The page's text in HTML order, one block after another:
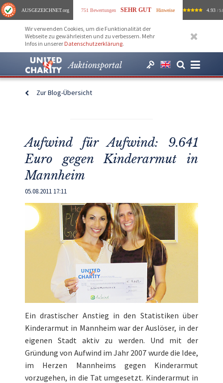
AUSGEZEICHNET.org 751 Bewertungen SEHR GUT Hinweise 4.93 /
Wir verwenden Cookies, um die Funktionalität der
Webseite zu gewährleisten und zu verbessern. Mehr
Infos in unserer Datenschutzerklärung.
Auktionsportal
Zur Blog-Übersicht
Aufwind für Aufwind: 9.641
Euro gegen Kinderarmut in
Mannheim
05.08.2011 17:11
Ein drastischer Anstieg in den Statistiken über
Kinderarmut in Mannheim war der Auslöser, in der
eigenen Stadt aktiv zu werden. Und mit der
Gründung von Aufwind im Jahr 2007 wurde die Idee,
im Herzen Mannheims gegen Kinderarmut
vorzugehen, in die Tat umgesetzt. Kinderarmut in